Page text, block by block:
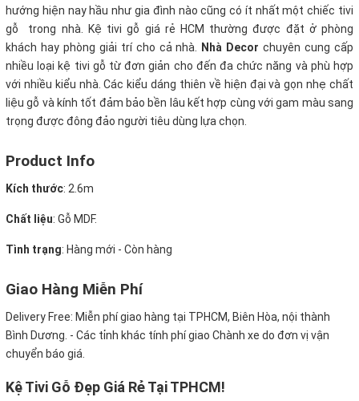
hướng hiện nay hầu như gia đình nào cũng có ít nhất một chiếc tivi
gỗ trong nhà. Kệ tivi gỗ giá rẻ HCM thường được đặt ở phòng
khách hay phòng giải trí cho cả nhà. Nhà Decor chuyên cung cấp
nhiều loại kệ tivi gỗ từ đơn giản cho đến đa chức năng và phù hợp
với nhiều kiểu nhà. Các kiểu dáng thiên về hiện đại và gọn nhẹ chất
liệu gỗ và kính tốt đảm bảo bền lâu kết hợp cùng với gam màu sang
trọng được đông đảo người tiêu dùng lựa chọn.
Product Info
Kích thước: 2.6m
Chất liệu: Gỗ MDF.
Tình trạng: Hàng mới - Còn hàng
Giao Hàng Miễn Phí
Delivery Free: Miễn phí giao hàng tại TPHCM, Biên Hòa, nội thành
Bình Dương. - Các tỉnh khác tính phí giao Chành xe do đơn vị vận
chuyển báo giá.
Kệ Tivi Gỗ Đẹp Giá Rẻ Tại TPHCM!